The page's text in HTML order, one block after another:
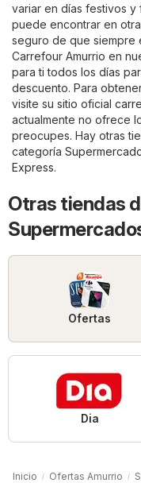
variar en días festivos y
puede encontrar en
seguro de que siempre
Carrefour Amurrio en
para ti todos los días
descuento. Para
visite su sitio oficial
actualmente no ofrece
preocupes. Hay otras
categoría
Express.
Otras tiendas
Ofertas
Dia
Inicio Ofertas Amurrio